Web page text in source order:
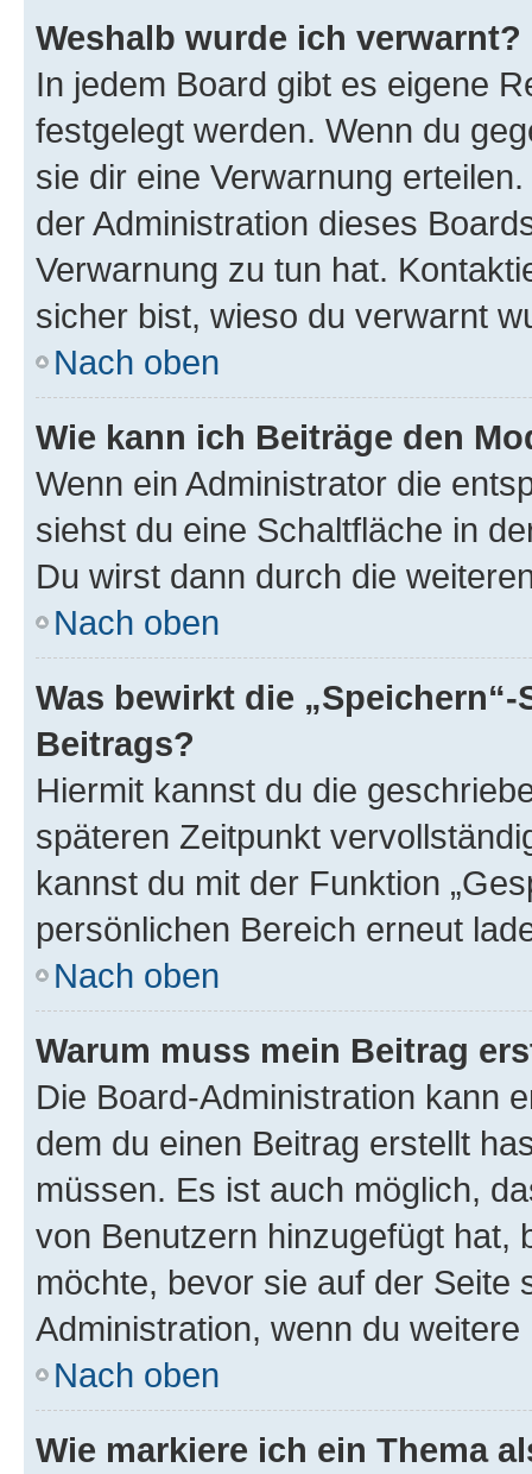
Weshalb wurde ich verwarnt?
In jedem Board gibt es eigene
festgelegt werden. Wenn du
sie dir eine Verwarnung
der Administration dieses
Verwarnung zu tun hat.
sicher bist, wieso du verwarnt
Nach oben
Wie kann ich Beiträge den
Wenn ein Administrator die
siehst du eine Schaltfläche in
Du wirst dann durch die
Nach oben
Was bewirkt die
Beitrags?
Hiermit kannst du die
späteren Zeitpunkt
kannst du mit der Funktion
persönlichen Bereich erneut
Nach oben
Warum muss mein Beitrag
Die Board-Administration kann
dem du einen Beitrag erstellt
müssen. Es ist auch möglich,
von Benutzern hinzugefügt hat,
möchte, bevor sie auf der Seite
Administration, wenn du
Nach oben
Wie markiere ich ein Thema